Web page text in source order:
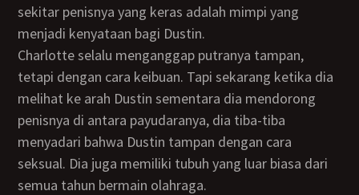
sekitar penisnya yang keras adalah mimpi yang
menjadi kenyataan bagi Dustin.
Charlotte selalu menganggap putranya tampan,
tetapi dengan cara keibuan. Tapi sekarang ketika dia
melihat ke arah Dustin sementara dia mendorong
penisnya di antara payudaranya, dia tiba-tiba
menyadari bahwa Dustin tampan dengan cara
seksual. Dia juga memiliki tubuh yang luar biasa dari
semua tahun bermain olahraga.